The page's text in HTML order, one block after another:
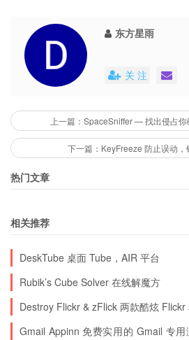
东方星雨
关 注
上一篇：SpaceSniffer — 找出侵占
下一篇：KeyFreeze 防止误动
热门文章
相关推荐
DeskTube 桌面 Tube，AIR 平台
Rubik’s Cube Solver 在线解魔方
Destroy Flickr & zFlick 两款酷炫 Flickr
Gmail Appinn 免费实用的 Gmail 专